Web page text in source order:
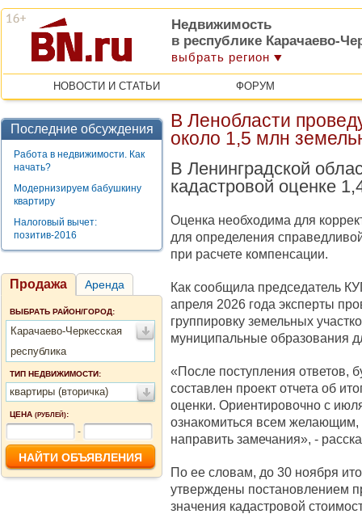
Недвижимость
в республике Карачаево-
выбрать регион
НОВОСТИ И СТАТЬИ ФОРУМ
Последние обсуждения
Работа в недвижимости. Как
начать?
Модернизируем бабушкину
квартиру
Налоговый вычет:
позитив-2016
Продажа Аренда
ВЫБРАТЬ РАЙОН/ГОРОД:
Карачаево-Черкесская
республика
ТИП НЕДВИЖИМОСТИ:
квартиры (вторичка)
ЦЕНА (РУБЛЕЙ):
-
В Ленобласти
около 1,5 млн
В Ленинградской
кадастровой оценке
Оценка необходима для
для определения
при расчете компенсации.
Как сообщила председатель
апреля 2026 года эксперты
группировку земельных
муниципальные образования
«После поступления ответов,
составлен проект отчета об
оценки. Ориентировочно с
ознакомиться всем желающим,
направить замечания», -
По ее словам, до 30 ноября
утверждены постановлением
значения кадастровой